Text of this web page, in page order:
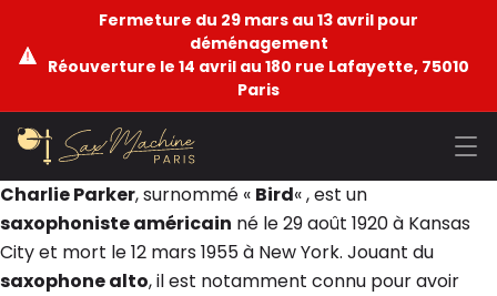
Fermeture du 29 mars au 13 avril pour
déménagement
Réouverture le 14 avril au 180 rue Lafayette, 75010
Paris
Charlie Parker, surnommé « Bird« , est un
saxophoniste américain né le 29 août 1920 à Kansas
City et mort le 12 mars 1955 à New York. Jouant du
saxophone alto, il est notamment connu pour avoir